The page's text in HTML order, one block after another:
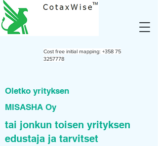
Cost free initial mapping: +358 75
3257778
Oletko yrityksen
MISASHA Oy
tai jonkun toisen yrityksen
edustaja ja tarvitset